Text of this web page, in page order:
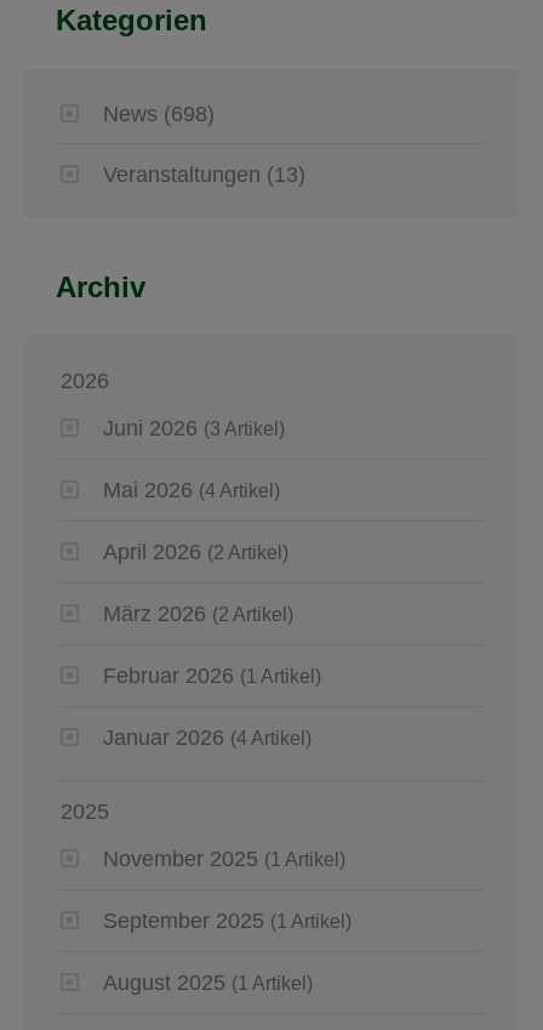
Kategorien
News (698)
Veranstaltungen (13)
Archiv
2026
Juni 2026 (3 Artikel)
Mai 2026 (4 Artikel)
April 2026 (2 Artikel)
März 2026 (2 Artikel)
Februar 2026 (1 Artikel)
Januar 2026 (4 Artikel)
2025
November 2025 (1 Artikel)
September 2025 (1 Artikel)
August 2025 (1 Artikel)